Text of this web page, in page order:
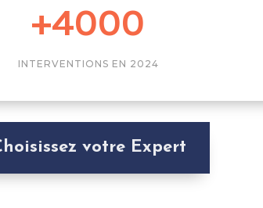
+4000
INTERVENTIONS EN 2024
votre Expert